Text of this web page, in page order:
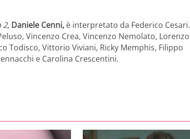
2, Daniele Cenni, è interpretato da Federico Cesari.
Vincenzo Crea, Vincenzo Nemolato, Lorenzo
Todisco, Vittorio Viviani, Ricky Memphis, Filippo
e Carolina Crescentini.